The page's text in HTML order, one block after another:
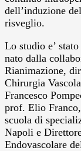
dell’induzione
risveglio.
Lo studio e’
nato dalla
Rianimazione,
Chirurgia
Francesco
prof. Elio
scuola di
Napoli e
Endovascolare